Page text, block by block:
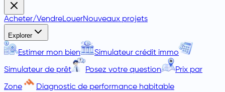
Acheter/VendreLouerNouveaux projets
Explorer
Estimer mon bien Simulateur crédit immo
Simulateur de prêt Posez votre question Prix par
Zone
Diagnostic de performance habitable